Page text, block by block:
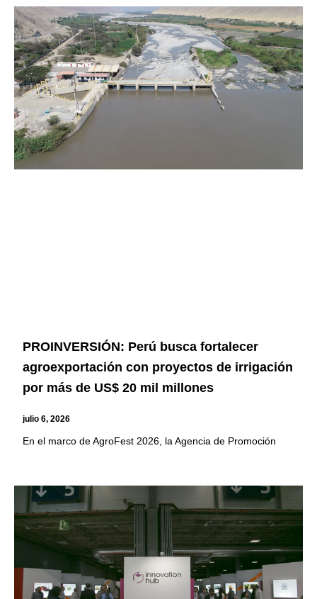
PROINVERSIÓN: Perú busca fortalecer
agroexportación con proyectos de irrigación
por más de US$ 20 mil millones
julio 6, 2026
En el marco de AgroFest 2026, la Agencia de Promoción